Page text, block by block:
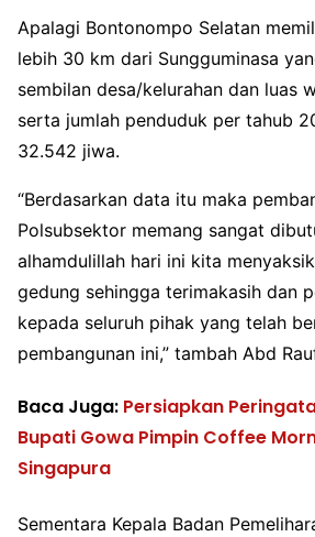
Apalagi Bontonompo Selatan
lebih 30 km dari Sungguminasa
sembilan desa/kelurahan dan luas
serta jumlah penduduk per tahub
32.542 jiwa.
“Berdasarkan data itu maka
Polsubsektor memang sangat
alhamdulillah hari ini kita
gedung sehingga terimakasih dan
kepada seluruh pihak yang telah
pembangunan ini,” tambah Abd
Baca Juga: Persiapkan
Bupati Gowa Pimpin Coffee
Singapura
Sementara Kepala Badan